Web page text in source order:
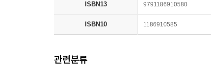
ISBN13 9791186910580
ISBN10 1186910585
관련분류